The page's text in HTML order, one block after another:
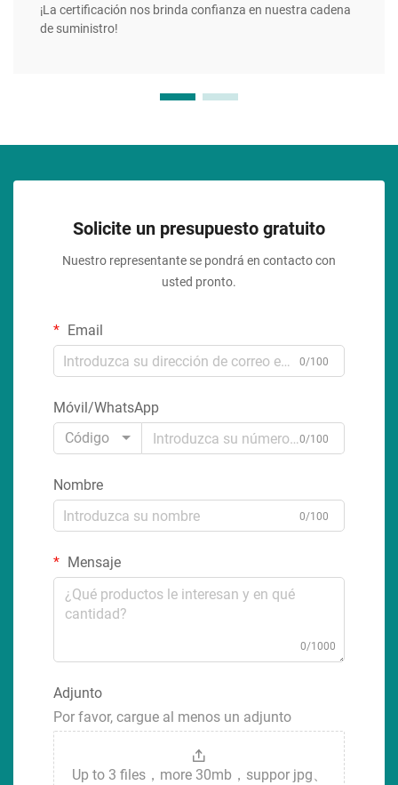
¡La certificación nos brinda confianza en nuestra cadena
de suministro!
Solicite un presupuesto gratuito
Nuestro representante se pondrá en contacto con
usted pronto.
Email
0/100
Móvil/WhatsApp
Código
0/100
Nombre
0/100
Mensaje
0/1000
Adjunto
Por favor, cargue al menos un adjunto
Up to 3 files，more 30mb，suppor jpg、